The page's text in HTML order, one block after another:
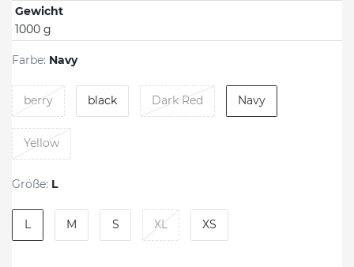
Gewicht
1000 g
Farbe: Navy
berry black Dark Red Navy
Yellow
Größe: L
L M S XL XS